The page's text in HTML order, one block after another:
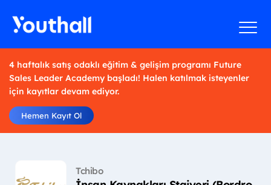
4 haftalık satış odaklı eğitim & gelişim programı Future
Sales Leader Academy başladı! Halen katılmak isteyenler
için kayıtlar devam ediyor.
Hemen Kayıt Ol
Tchibo